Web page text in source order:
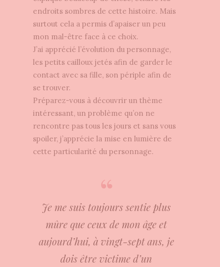
endroits sombres de cette histoire. Mais
surtout cela a permis d’apaiser un peu
mon mal-être face à ce choix.
J’ai apprécié l’évolution du personnage,
les petits cailloux jetés afin de garder le
contact avec sa fille, son périple afin de
se trouver.
Préparez-vous à découvrir un thème
intéressant, un problème qu’on ne
rencontre pas tous les jours et sans vous
spoiler, j’apprécie la mise en lumière de
cette particularité du personnage.
Je me suis toujours sentie plus
mûre que ceux de mon âge et
aujourd’hui, à vingt-sept ans, je
dois être victime d’un